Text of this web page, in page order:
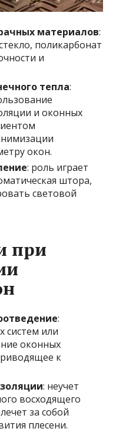
материалов:
поликарбонат
и
тепла:
и оконных
окон.
: роль играет
штора,
световой
при
:
систем или
оконных
к
: неучет
восходящего
за собой
плесени.